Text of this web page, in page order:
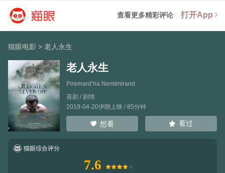
查看更多精彩评论 打开App
猫眼电影 >老人永生
老人永生
Piremard’ha Nemimirand
喜剧 / 剧情
2019-04-20伊朗上映 / 85分钟
想看 看过
猫眼综合评分
7.6